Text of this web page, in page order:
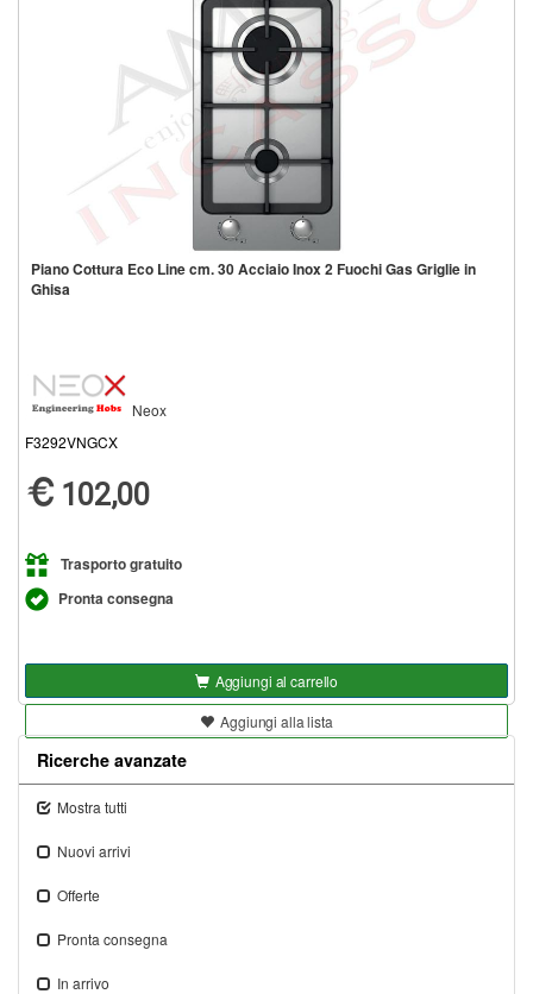
Piano Cottura Eco Line cm. 30 Acciaio Inox 2 Fuochi Gas Griglie in
Ghisa
Neox
F3292VNGCX
102,00
Trasporto gratuito
Pronta consegna
Aggiungi al carrello
Aggiungi alla lista
Ricerche avanzate
Mostra tutti
Nuovi arrivi
Offerte
Pronta consegna
In arrivo